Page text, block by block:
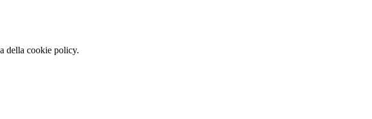
della cookie policy.